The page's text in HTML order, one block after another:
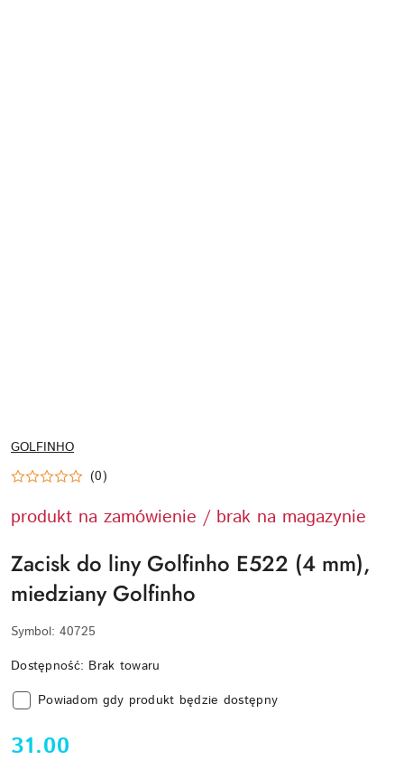
NAZWA
PRODUCENTA:
GOLFINHO
(0)
produkt na zamówienie / brak na magazynie
Zacisk do liny Golfinho E522 (4 mm),
miedziany Golfinho
Symbol: 40725
Dostępność: Brak towaru
Powiadom gdy produkt będzie dostępny
cena:
31.00